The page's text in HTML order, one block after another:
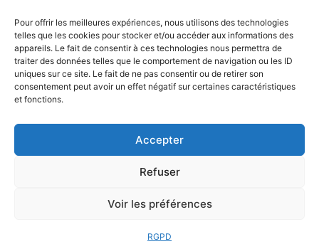
Pour offrir les meilleures expériences, nous utilisons des technologies
telles que les cookies pour stocker et/ou accéder aux informations des
appareils. Le fait de consentir à ces technologies nous permettra de
traiter des données telles que le comportement de navigation ou les ID
uniques sur ce site. Le fait de ne pas consentir ou de retirer son
consentement peut avoir un effet négatif sur certaines caractéristiques
et fonctions.
Accepter
Refuser
Voir les préférences
RGPD
SMV permet de vous aider à gagner du temps et vous
permettre de vous concentrer sur l’essentiel de votre
métier
Téléphone:0 805 69 64 75 / 02 37 34 04 04
contact@smvformation.fr
Création & Hébergement Web Cloud par